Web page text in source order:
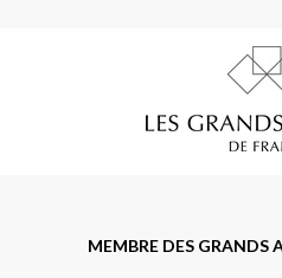
MEMBRE DES GRANDS